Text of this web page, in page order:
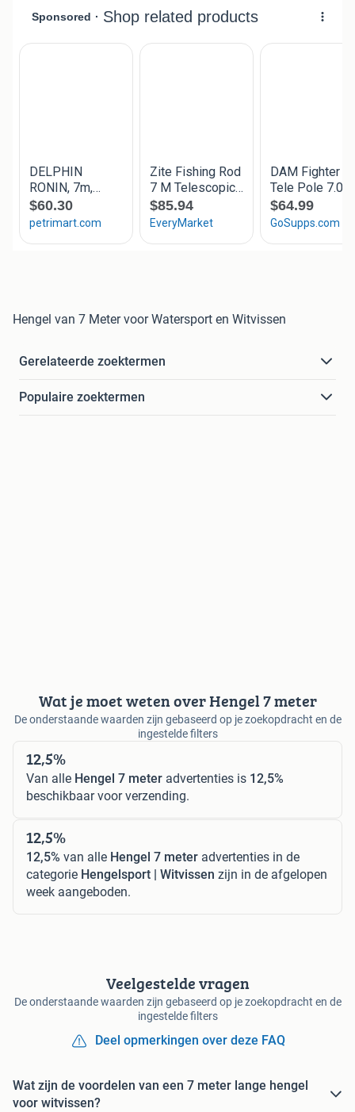
Hengel van 7 Meter voor Watersport en Witvissen
Gerelateerde zoektermen
Populaire zoektermen
Wat je moet weten over Hengel 7 meter
De onderstaande waarden zijn gebaseerd op je zoekopdracht en de
ingestelde filters
12,5%
Van alle Hengel 7 meter advertenties is 12,5%
beschikbaar voor verzending.
12,5%
12,5% van alle Hengel 7 meter advertenties in de
categorie Hengelsport | Witvissen zijn in de afgelopen
week aangeboden.
Veelgestelde vragen
De onderstaande waarden zijn gebaseerd op je zoekopdracht en de
ingestelde filters
Deel opmerkingen over deze FAQ
Wat zijn de voordelen van een 7 meter lange hengel
voor witvissen?